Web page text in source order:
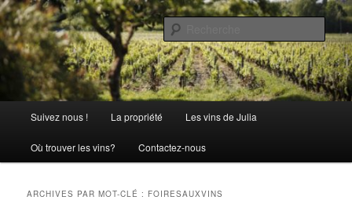
Aller
au
contenu
principal
Aller
au
contenu
secondaireChâteau Julia
La passion comme tradition
principal
Suivez nous ! La propriété Les vins de Julia
Où trouver les vins? Contactez-nous
ARCHIVES PAR MOT-CLÉ : FOIRESAUXVINS